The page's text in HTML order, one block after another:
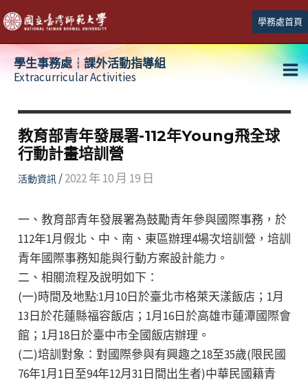
跳
至
主
學務處首頁
學生事務處┆課外活動指導組
Extracurricular Activities
教育部青年發展署-112年Young飛全球
行動計畫培訓營
活動資訊/2022 年 10 月 19 日
一、教育部青年發展署為鼓勵青年參與國際事務，於
112年1月假北、中、南、東區辦理4場次培訓營，培訓
青年國際事務知能與行動方案設計能力。
二、相關流程及說明如下：
(一)時間及地點:1月10日於臺北市格萊天漾飯店；1月
13日於花蓮縣福容飯店；1月16日於高雄市蓮潭國際會
館；1月18日於臺中市全國飯店辦理。
(二)培訓對象：對國際參與有興趣之18至35歲(限民國
76年1月1日至94年12月31日間出生者)中華民國籍青